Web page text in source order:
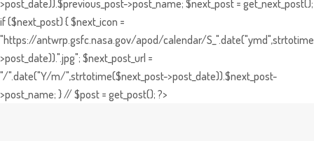
>post_date)).$previous_post->post_name; $next_post = get_next_post();
if ($next_post) { $next_icon =
"https://antwrp.gsfc.nasa.gov/apod/calendar/
>post_date)).".jpg"; $next_post_url =
"/".date("Y/m/",strtotime($next_post->post_date)).$next_post-
>post_name; } // $post = get_post(); ?>